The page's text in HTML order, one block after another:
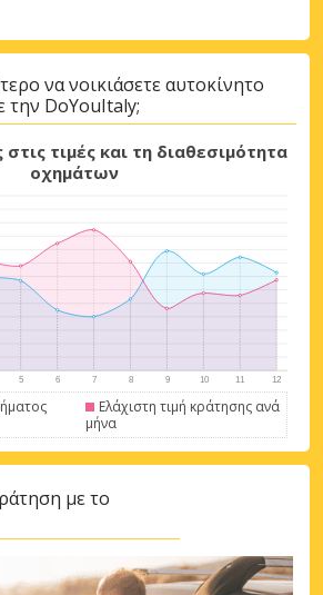
σε αποκλειστικές
Σύνδεση με eLink
να νοικιάσετε αυτοκίνητο
την DoYouItaly;
στις τιμές και τη διαθεσιμότητα
οχημάτων
Ελάχιστη τιμή κράτησης ανά
μήνα
με το